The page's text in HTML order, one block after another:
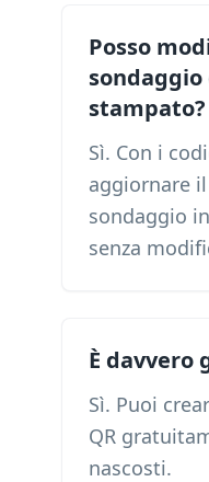
Posso
stampato?
Sì. Con i
aggiornare
sondaggio
senza
È davvero
Sì. Puoi
QR
nascosti.